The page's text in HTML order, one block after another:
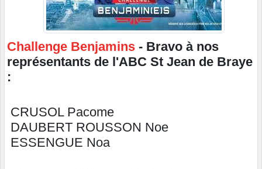
Challenge Benjamins - Bravo à nos
représentants de l'ABC St Jean de Braye
:
CRUSOL Pacome
DAUBERT ROUSSON Noe
ESSENGUE Noa